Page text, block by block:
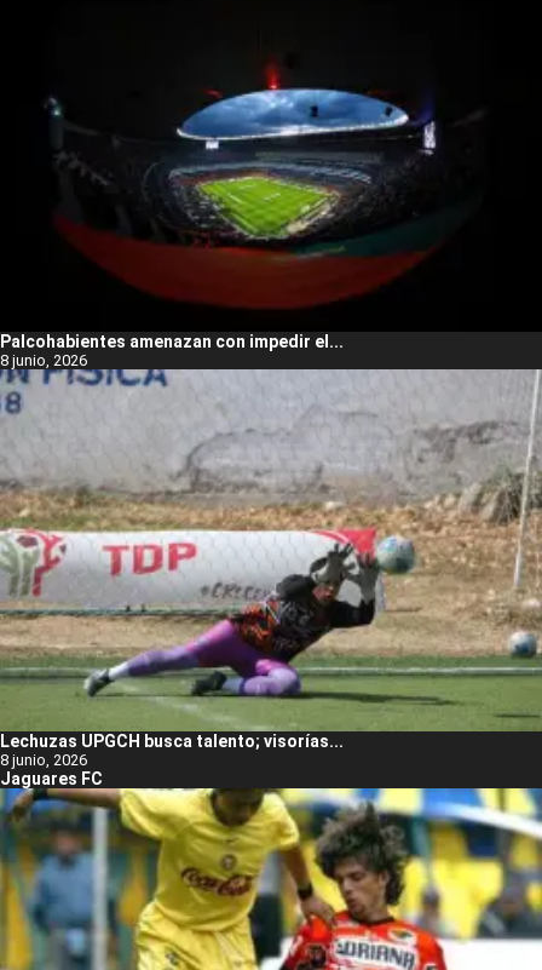
Palcohabientes amenazan con impedir el...
8 junio, 2026
Lechuzas UPGCH busca talento; visorías...
8 junio, 2026
Jaguares FC